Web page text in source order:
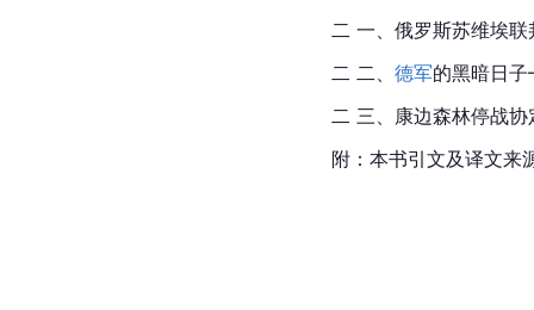
二 一、俄罗斯苏维埃
二 二、 德军的黑暗日
二 三、康边森林停战协
附：本书引文及译文来